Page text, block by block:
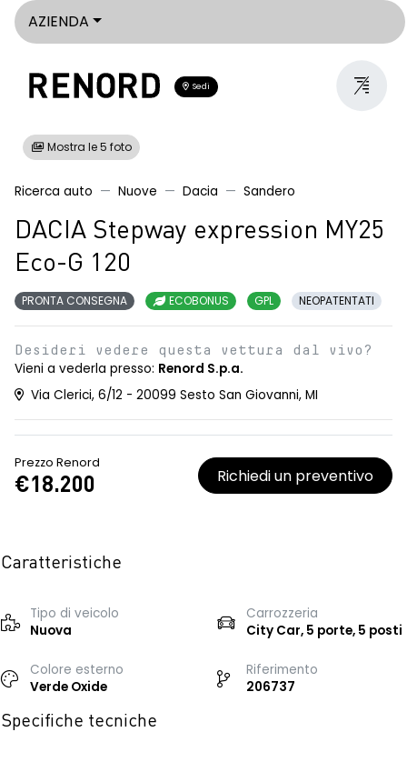
AZIENDA
Sedi
Mostra le 5 foto
Ricerca auto Nuove Dacia Sandero
DACIA Stepway expression MY25
Eco-G 120
PRONTA CONSEGNA ECOBONUS GPL NEOPATENTATI
Desideri vedere questa vettura dal vivo?
Vieni a vederla presso: Renord S.p.a.
Via Clerici, 6/12 - 20099 Sesto San Giovanni, MI
Prezzo Renord
€18.200 Richiedi un preventivo
Caratteristiche
Tipo di veicolo
Nuova
Carrozzeria
City Car, 5 porte, 5 posti
Colore esterno
Verde Oxide
Riferimento
206737
Specifiche tecniche